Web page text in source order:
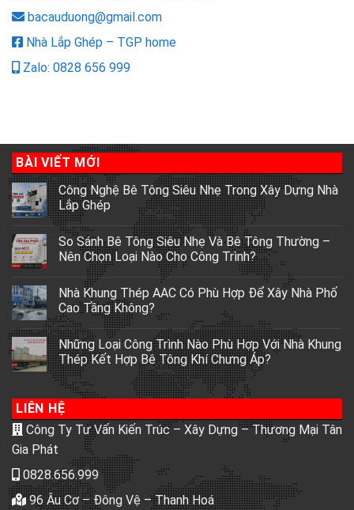
bacauduong@gmail.com
Nhà Lắp Ghép – TGP home
Zalo: 0828 656 999
BÀI VIẾT MỚI
Công Nghệ Bê Tông Siêu Nhẹ Trong Xây Dựng Nhà
Lắp Ghép
So Sánh Bê Tông Siêu Nhẹ Và Bê Tông Thường –
Nên Chọn Loại Nào Cho Công Trình?
Nhà Khung Thép AAC Có Phù Hợp Để Xây Nhà Phố
Cao Tầng Không?
Những Loại Công Trình Nào Phù Hợp Với Nhà Khung
Thép Kết Hợp Bê Tông Khí Chưng Áp?
LIÊN HỆ
Công Ty Tư Vấn Kiến Trúc – Xây Dựng – Thương Mại Tân
Gia Phát
0828.656.999
96 Âu Cơ – Đông Vệ – Thanh Hoá